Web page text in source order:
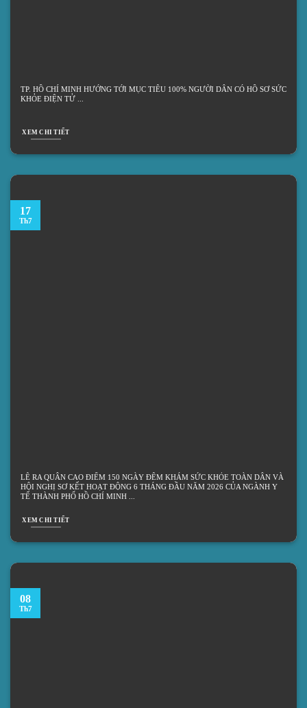
TP. HỒ CHÍ MINH HƯỚNG TỚI MỤC TIÊU 100% NGƯỜI DÂN CÓ HỒ SƠ SỨC
KHỎE ĐIỆN TỬ
XEM CHI TIẾT
LỄ RA QUÂN CAO ĐIỂM 150 NGÀY ĐÊM KHÁM SỨC KHỎE TOÀN DÂN VÀ
HỘI NGHỊ SƠ KẾT HOẠT ĐỘNG 6 THÁNG ĐẦU NĂM 2026 CỦA NGÀNH Y
TẾ THÀNH PHỐ HỒ CHÍ MINH
XEM CHI TIẾT
17
Th7
08
Th7